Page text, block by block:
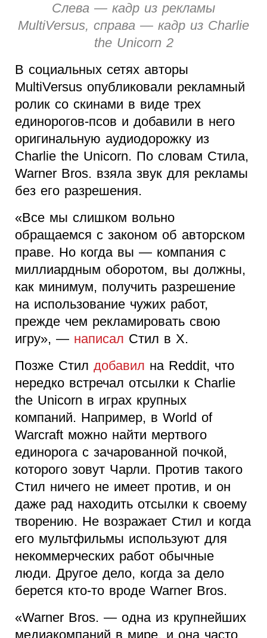
Слева — кадр из рекламы
MultiVersus, справа — кадр из Charlie
the Unicorn 2
В социальных сетях авторы
MultiVersus опубликовали рекламный
ролик со скинами в виде трех
единорогов-псов и добавили в него
оригинальную аудиодорожку из
Charlie the Unicorn. По словам Стила,
Warner Bros. взяла звук для рекламы
без его разрешения.
«Все мы слишком вольно
обращаемся с законом об авторском
праве. Но когда вы — компания с
миллиардным оборотом, вы должны,
как минимум, получить разрешение
на использование чужих работ,
прежде чем рекламировать свою
игру», — написал Стил в X.
Позже Стил добавил на Reddit, что
нередко встречал отсылки к Charlie
the Unicorn в играх крупных
компаний. Например, в World of
Warcraft можно найти мертвого
единорога с зачарованной почкой,
которого зовут Чарли. Против такого
Стил ничего не имеет против, и он
даже рад находить отсылки к своему
творению. Не возражает Стил и когда
его мультфильмы используют для
некоммерческих работ обычные
люди. Другое дело, когда за дело
берется кто-то вроде Warner Bros.
«Warner Bros. — одна из крупнейших
медиакомпаний в мире, и она часто